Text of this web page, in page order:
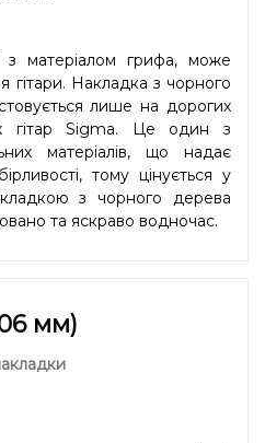
з матеріалом грифа, може
гітари. Накладка з чорного
лише на дорогих
гітар Sigma. Це один з
матеріалів, що надає
тому цінується у
з чорного дерева
та яскраво водночас.
мм)